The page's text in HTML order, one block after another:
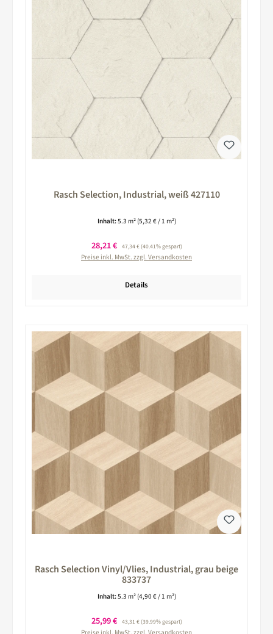
Rasch Selection, Industrial, weiß 427110
Inhalt:5.3 m² (5,32 € / 1 m²)
Verkaufspreis:
28,21 € Regulärer Preis:
47,34 €(40.41% gespart)
Preise inkl. MwSt. zzgl. Versandkosten
Details
Rasch Selection Vinyl/Vlies, Industrial, grau beige
833737
Inhalt:5.3 m² (4,90 € / 1 m²)
Verkaufspreis:
25,99 € Regulärer Preis:
43,31 €(39.99% gespart)